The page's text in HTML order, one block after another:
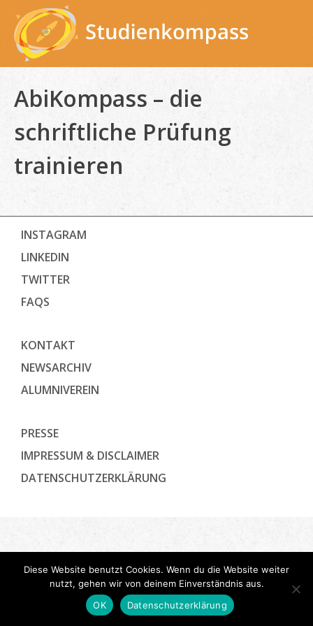
content
AbiKompass – die
schriftliche Prüfung
trainieren
INSTAGRAM
LINKEDIN
TWITTER
FAQS
KONTAKT
NEWSARCHIV
ALUMNIVEREIN
PRESSE
IMPRESSUM & DISCLAIMER
DATENSCHUTZ­ERKLÄRUNG
Diese Website benutzt Cookies. Wenn du die Website weiter
nutzt, gehen wir von deinem Einverständnis aus.
OK
Datenschutzerklärung